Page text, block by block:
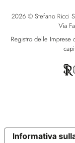
2026 © Stefano Ricci
Via
Registro delle
Informativa